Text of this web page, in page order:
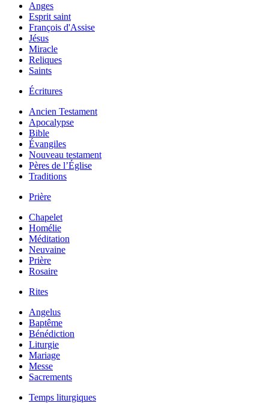
Anges
Esprit saint
François d'Assise
Jésus
Miracle
Reliques
Saints
Écritures
Ancien Testament
Apocalypse
Bible
Évangiles
Nouveau testament
Pères de l’Église
Traditions
Prière
Chapelet
Homélie
Méditation
Neuvaine
Prière
Rosaire
Rites
Angelus
Baptême
Bénédiction
Liturgie
Mariage
Messe
Sacrements
Temps liturgiques